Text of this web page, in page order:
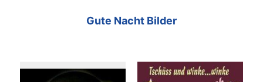
Gute Nacht Bilder